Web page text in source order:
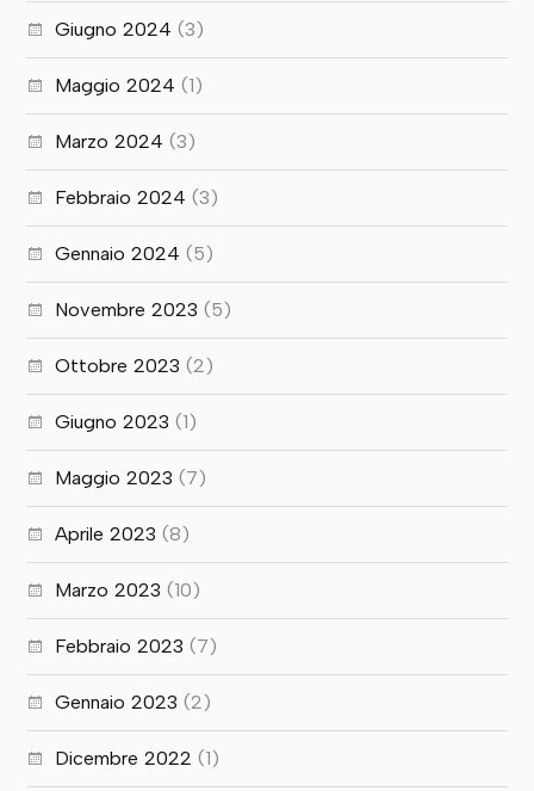
Giugno 2024 (3)
Maggio 2024 (1)
Marzo 2024 (3)
Febbraio 2024 (3)
Gennaio 2024 (5)
Novembre 2023 (5)
Ottobre 2023 (2)
Giugno 2023 (1)
Maggio 2023 (7)
Aprile 2023 (8)
Marzo 2023 (10)
Febbraio 2023 (7)
Gennaio 2023 (2)
Dicembre 2022 (1)